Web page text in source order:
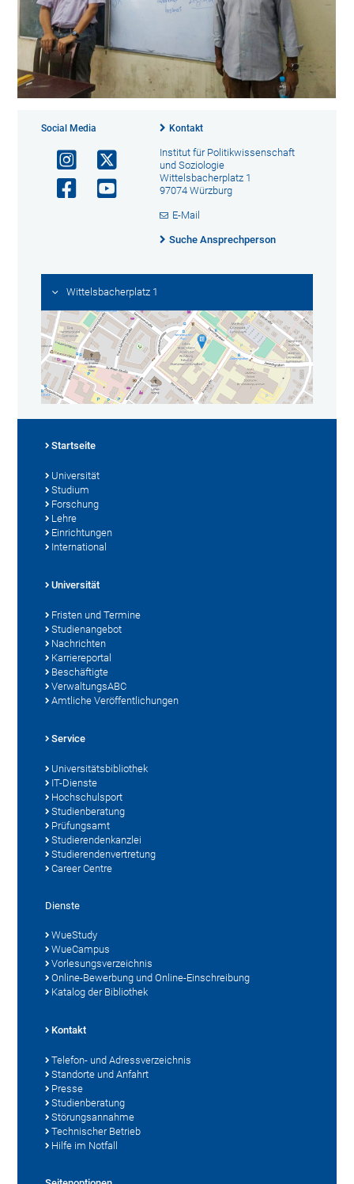
Social Media Kontakt
Institut für Politikwissenschaft
und Soziologie
Wittelsbacherplatz 1
97074 Würzburg
E-Mail
Suche Ansprechperson
Wittelsbacherplatz 1
Startseite
Universität
Studium
Forschung
Lehre
Einrichtungen
International
Universität
Fristen und Termine
Studienangebot
Nachrichten
Karriereportal
Beschäftigte
VerwaltungsABC
Amtliche Veröffentlichungen
Service
Universitätsbibliothek
IT-Dienste
Hochschulsport
Studienberatung
Prüfungsamt
Studierendenkanzlei
Studierendenvertretung
Career Centre
Dienste
WueStudy
WueCampus
Vorlesungsverzeichnis
Online-Bewerbung und Online-Einschreibung
Katalog der Bibliothek
Kontakt
Telefon- und Adressverzeichnis
Standorte und Anfahrt
Presse
Studienberatung
Störungsannahme
Technischer Betrieb
Hilfe im Notfall